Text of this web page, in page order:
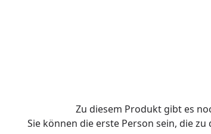
Zu diesem Produkt gibt es
Sie können die erste Person sein, die